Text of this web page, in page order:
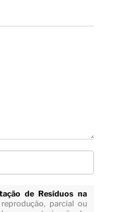
de Resíduos na
parcial ou